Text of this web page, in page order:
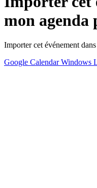
mon agenda
Importer cet événement
Google CalendarWindows